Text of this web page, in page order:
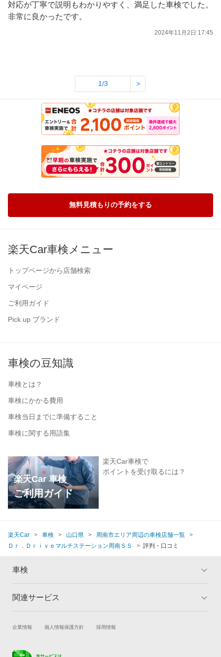
対応が丁寧で説明もわかりやすく、満足した車検でした。
非常に良かったです。
2024年11月2日 17:45
1/3 >
無料見積もりの予約をする
楽天Car車検メニュー
トップページから店舗検索
マイページ
ご利用ガイド
Pick up ブランド
車検の豆知識
車検とは？
車検にかかる費用
車検当日までに準備すること
車検に関する用語集
楽天Car 車検
ご利用ガイド
楽天Car車検で
ポイントを受け取るには？
楽天Car 車検 山口県
周南市エリア周辺の車検店舗一覧
Ｄｒ．Ｄｒｉｖｅマルチステーション周南ＳＳ
評判・口コミ
車検
トップ
車検の基礎知識 キャンペーン一覧
関連サービス
試乗・商談 新車購入
企業情報 個人情報保護方針 採用情報